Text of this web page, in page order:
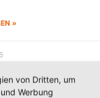
»
von Dritten, um
Werbung